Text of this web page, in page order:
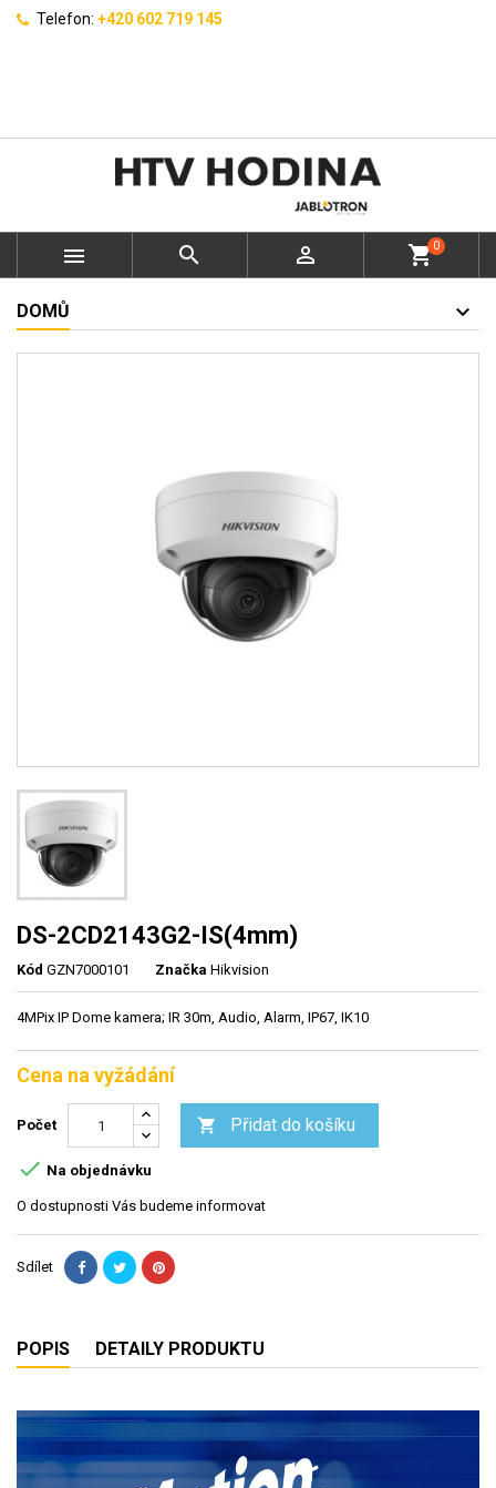
Telefon: +420 602 719 145
   shopping_cart0
DOMŮ
DS-2CD2143G2-IS(4mm)
Kód GZN7000101 Značka Hikvision
4MPix IP Dome kamera; IR 30m, Audio, Alarm, IP67, IK10
Cena na vyžádání
Počet  Přidat do košíku
 Na objednávku
O dostupnosti Vás budeme informovat
Sdílet
POPIS DETAILY PRODUKTU